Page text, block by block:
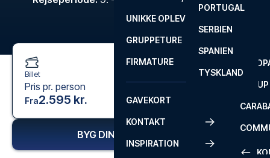
FA CUP
ROM
SEVILLA
PORTUGAL
SERBIEN
SPANIEN
TYSKLAND
UNIKKE OPLEVELSER
GRUPPETURE
FIRMATURE
GAVEKORT
KONTAKT
INSPIRATION
Billet
Pris pr. person
Fra2.595 kr.
BYG DIN FODBOLDREJSE